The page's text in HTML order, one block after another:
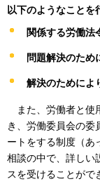
以下のようなことを
関係する労働法
問題解決のため
解決のためによ
また 、労働者と
き、労働委員会の委
ートをする制度（あ
相談の中で、詳しい
スを受けることがで